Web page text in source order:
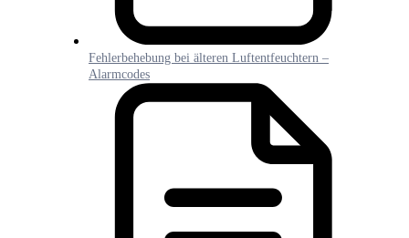
Fehlerbehebung bei älteren Luftentfeuchtern –
Alarmcodes